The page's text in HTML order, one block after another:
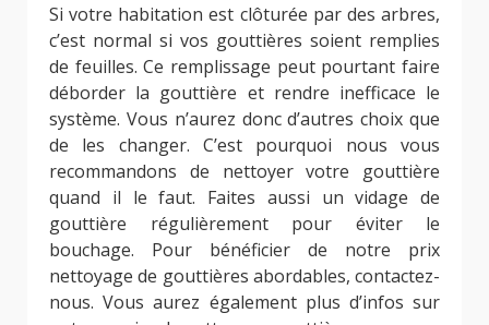
Si votre habitation est clôturée par des arbres,
c’est normal si vos gouttières soient remplies
de feuilles. Ce remplissage peut pourtant faire
déborder la gouttière et rendre inefficace le
système. Vous n’aurez donc d’autres choix que
de les changer. C’est pourquoi nous vous
recommandons de nettoyer votre gouttière
quand il le faut. Faites aussi un vidage de
gouttière régulièrement pour éviter le
bouchage. Pour bénéficier de notre prix
nettoyage de gouttières abordables, contactez-
nous. Vous aurez également plus d’infos sur